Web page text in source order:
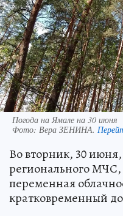
Погода на Ямале на 30 июня
Фото: Вера ЗЕНИНА.
Во вторник, 30
регионального
переменная
кратковременный